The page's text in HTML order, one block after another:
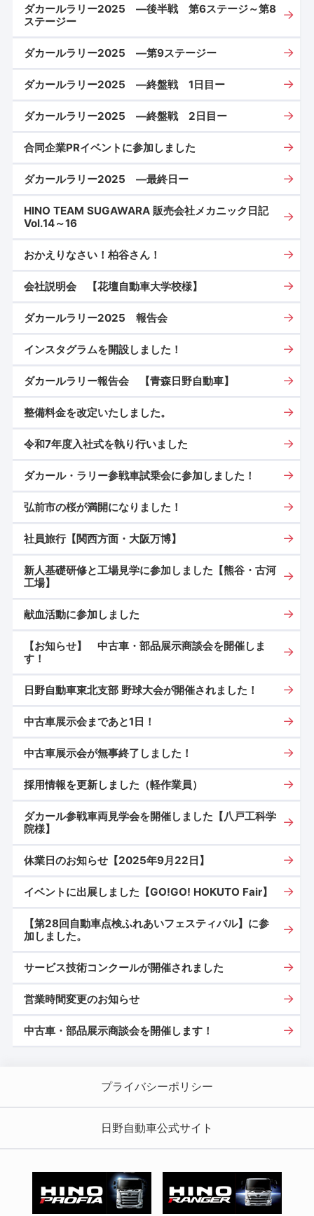
ダカールラリー2025 ―後半戦 第6ステージ～第8
ステージー
ダカールラリー2025 ―第9ステージー
ダカールラリー2025 ―終盤戦 1日目ー
ダカールラリー2025 ―終盤戦 2日目ー
合同企業PRイベントに参加しました
ダカールラリー2025 ―最終日ー
HINO TEAM SUGAWARA 販売会社メカニック日記
Vol.14～16
おかえりなさい！柏谷さん！
会社説明会 【花壇自動車大学校様】
ダカールラリー2025 報告会
インスタグラムを開設しました！
ダカールラリー報告会 【青森日野自動車】
整備料金を改定いたしました。
令和7年度入社式を執り行いました
ダカール・ラリー参戦車試乗会に参加しました！
弘前市の桜が満開になりました！
社員旅行【関西方面・大阪万博】
新人基礎研修と工場見学に参加しました【熊谷・古河
工場】
献血活動に参加しました
【お知らせ】 中古車・部品展示商談会を開催しま
す！
日野自動車東北支部 野球大会が開催されました！
中古車展示会まであと1日！
中古車展示会が無事終了しました！
採用情報を更新しました（軽作業員）
ダカール参戦車両見学会を開催しました【八戸工科学
院様】
休業日のお知らせ【2025年9月22日】
イベントに出展しました【GO!GO! HOKUTO Fair】
【第28回自動車点検ふれあいフェスティバル】に参
加しました。
サービス技術コンクールが開催されました
営業時間変更のお知らせ
中古車・部品展示商談会を開催します！
プライバシーポリシー
日野自動車公式サイト